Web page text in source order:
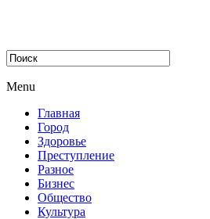
Menu
Главная
Город
Здоровье
Преступление
Разное
Бизнес
Общество
Культура